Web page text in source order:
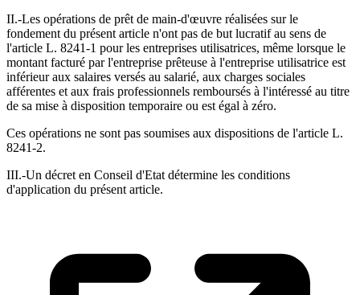
II.-Les opérations de prêt de main-d'œuvre réalisées sur le
fondement du présent article n'ont pas de but lucratif au sens de
l'article L. 8241-1 pour les entreprises utilisatrices, même lorsque le
montant facturé par l'entreprise prêteuse à l'entreprise utilisatrice est
inférieur aux salaires versés au salarié, aux charges sociales
afférentes et aux frais professionnels remboursés à l'intéressé au titre
de sa mise à disposition temporaire ou est égal à zéro.
Ces opérations ne sont pas soumises aux dispositions de l'article L.
8241-2.
III.-Un décret en Conseil d'Etat détermine les conditions
d'application du présent article.